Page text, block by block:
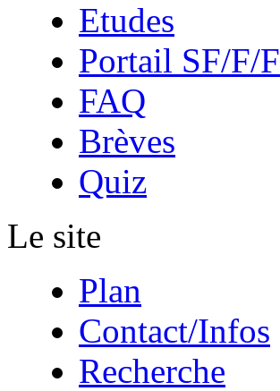
Etudes
Portail SF/F/F
FAQ
Brèves
Quiz
Le site
Plan
Contact/Infos
Recherche